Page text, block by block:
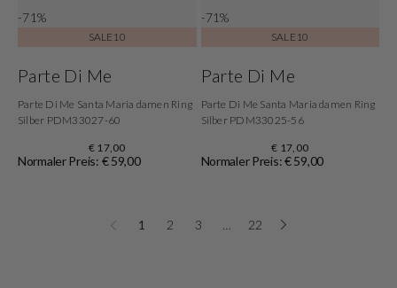
-71%
SALE10
Parte Di Me
Parte Di Me Santa Maria damen Ring
Silber PDM33027-60
€ 17,00
Normaler Preis: € 59,00
-71%
SALE10
Parte Di Me
Parte Di Me Santa Maria damen Ring
Silber PDM33025-56
€ 17,00
Normaler Preis: € 59,00
1 2 3 22